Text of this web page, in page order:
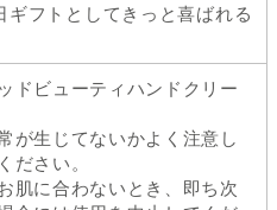
フトとしてきっと喜ばれる
ドビューティハンドクリー
が生じてないかよく注意し
ださい。
肌に合わないとき、即ち次